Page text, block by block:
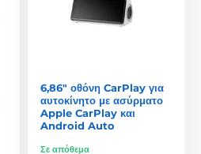
6,86" οθόνη CarPlay για
αυτοκίνητο με ασύρματο
Apple CarPlay και
Android Auto
Σε απόθεμα